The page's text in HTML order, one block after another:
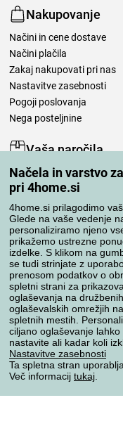
Načela in varstvo
pri 4home.si
4home.si prilagodimo
Glede na vaše vedenje
personaliziramo njeno
prikažemo ustrezne
izdelke. S klikom na
se tudi strinjate z
prenosom podatkov o
spletni strani za
oglaševanja na
oglaševalskih omrežjih
spletnih mestih.
ciljano oglaševanje
nastavite ali kadar koli
Nastavitve zasebnosti
Ta spletna stran
Več informacij tukaj
Nakupovanje
Načini in cene dostave
Načini plačila
Zakaj nakupovati pri nas
Nastavitve zasebnosti
Pogoji poslovanja
Nega posteljnine
Vaša naročila
Moj račun
Pregled naročil
Reklamacija
Odstop od kupoprodajne
Pravila obdelave ocen
Načini prevoza
Načini plačila
Zanesljiva trgovina